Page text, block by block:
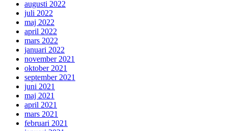
augusti 2022
juli 2022
maj 2022
april 2022
mars 2022
januari 2022
november 2021
oktober 2021
september 2021
juni 2021
maj 2021
april 2021
mars 2021
februari 2021